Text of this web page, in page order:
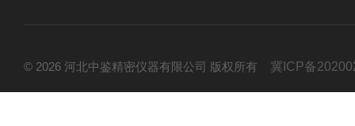
© 2026 河北中鉴精密仪器有限公司 版权所有 冀ICP备